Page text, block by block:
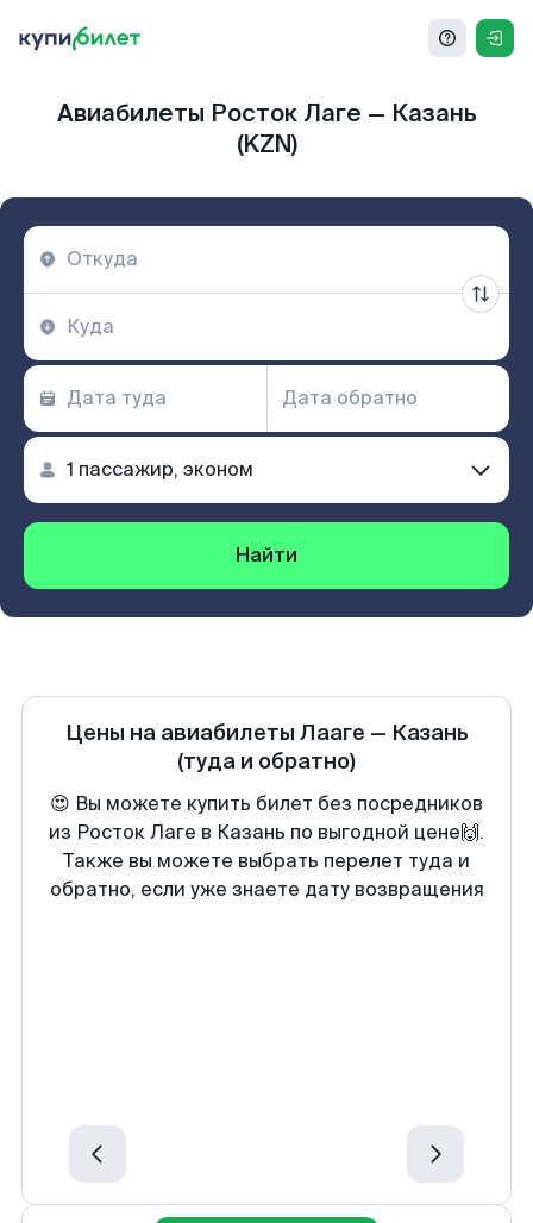
Авиабилеты Росток Лаге — Казань
(KZN)
Найти
Цены на авиабилеты Лааге — Казань
(туда и обратно)
😍 Вы можете купить билет без посредников
из Росток Лаге в Казань по выгодной цене🙌.
Также вы можете выбрать перелет туда и
обратно, если уже знаете дату возвращения